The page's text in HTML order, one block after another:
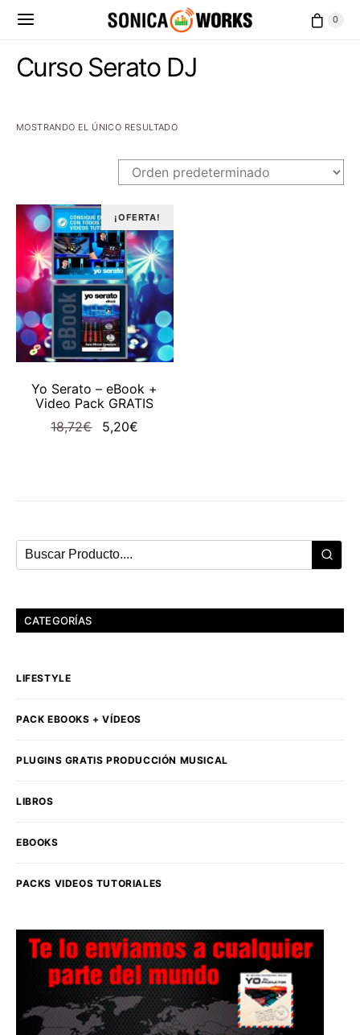
0
Curso Serato DJ
MOSTRANDO EL ÚNICO RESULTADO
¡OFERTA!
AÑADIR AL CARRITO
Yo Serato – eBook +
Video Pack GRATIS
18,72€
El
5,20€
CATEGORÍAS
LIFESTYLE
PACK EBOOKS + VÍDEOS
PLUGINS GRATIS PRODUCCIÓN MUSICAL
LIBROS
EBOOKS
PACKS VIDEOS TUTORIALES